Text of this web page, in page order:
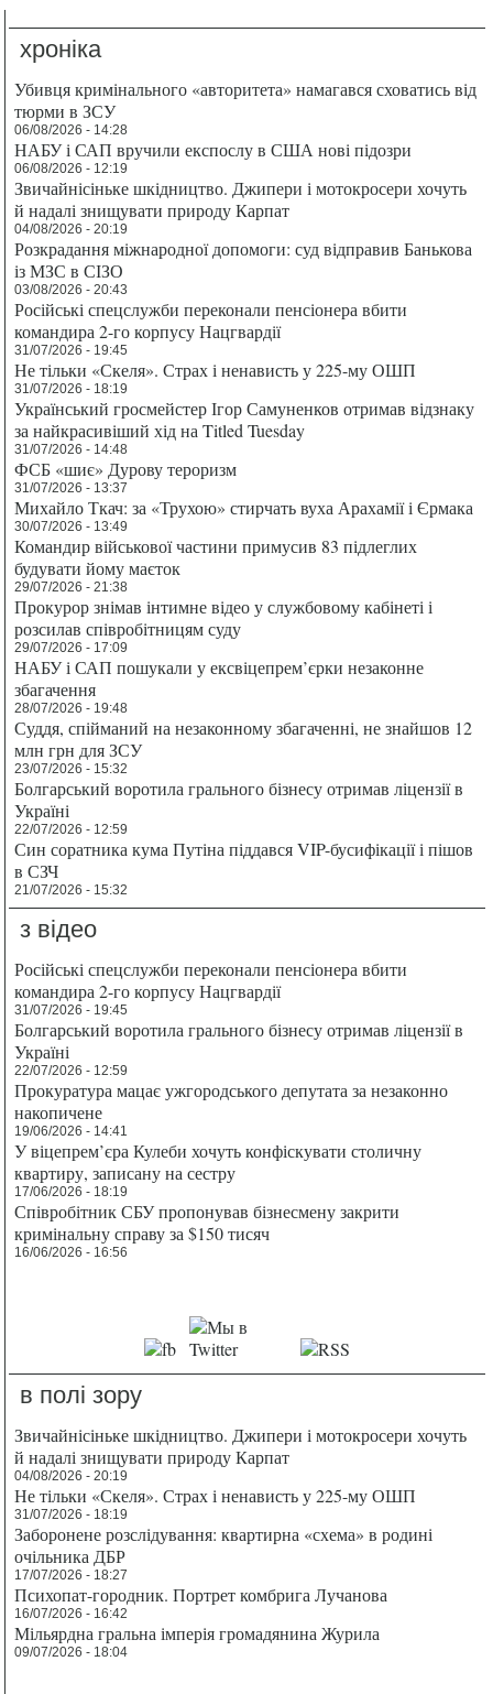
хроніка
Убивця кримінального «авторитета» намагався сховатись від
тюрми в ЗСУ
06/08/2026 - 14:28
НАБУ і САП вручили експослу в США нові підозри
06/08/2026 - 12:19
Звичайнісіньке шкідництво. Джипери і мотокросери хочуть
й надалі знищувати природу Карпат
04/08/2026 - 20:19
Розкрадання міжнародної допомоги: суд відправив Банькова
із МЗС в СІЗО
03/08/2026 - 20:43
Російські спецслужби переконали пенсіонера вбити
командира 2-го корпусу Нацгвардії
31/07/2026 - 19:45
Не тільки «Скеля». Страх і ненависть у 225-му ОШП
31/07/2026 - 18:19
Український гросмейстер Ігор Самуненков отримав відзнаку
за найкрасивіший хід на Titled Tuesday
31/07/2026 - 14:48
ФСБ «шиє» Дурову тероризм
31/07/2026 - 13:37
Михайло Ткач: за «Трухою» стирчать вуха Арахамії і Єрмака
30/07/2026 - 13:49
Командир військової частини примусив 83 підлеглих
будувати йому маєток
29/07/2026 - 21:38
Прокурор знімав інтимне відео у службовому кабінеті і
розсилав співробітницям суду
29/07/2026 - 17:09
НАБУ і САП пошукали у ексвіцепрем’єрки незаконне
збагачення
28/07/2026 - 19:48
Суддя, спійманий на незаконному збагаченні, не знайшов 12
млн грн для ЗСУ
23/07/2026 - 15:32
Болгарський воротила грального бізнесу отримав ліцензії в
Україні
22/07/2026 - 12:59
Син соратника кума Путіна піддався VIP-бусифікації і пішов
в СЗЧ
21/07/2026 - 15:32
з відео
Російські спецслужби переконали пенсіонера вбити
командира 2-го корпусу Нацгвардії
31/07/2026 - 19:45
Болгарський воротила грального бізнесу отримав ліцензії в
Україні
22/07/2026 - 12:59
Прокуратура мацає ужгородського депутата за незаконно
накопичене
19/06/2026 - 14:41
У віцепрем’єра Кулеби хочуть конфіскувати столичну
квартиру, записану на сестру
17/06/2026 - 18:19
Співробітник СБУ пропонував бізнесмену закрити
кримінальну справу за $150 тисяч
16/06/2026 - 16:56
в полі зору
Звичайнісіньке шкідництво. Джипери і мотокросери хочуть
й надалі знищувати природу Карпат
04/08/2026 - 20:19
Не тільки «Скеля». Страх і ненависть у 225-му ОШП
31/07/2026 - 18:19
Заборонене розслідування: квартирна «схема» в родині
очільника ДБР
17/07/2026 - 18:27
Психопат-городник. Портрет комбрига Лучанова
16/07/2026 - 16:42
Мільярдна гральна імперія громадянина Журила
09/07/2026 - 18:04